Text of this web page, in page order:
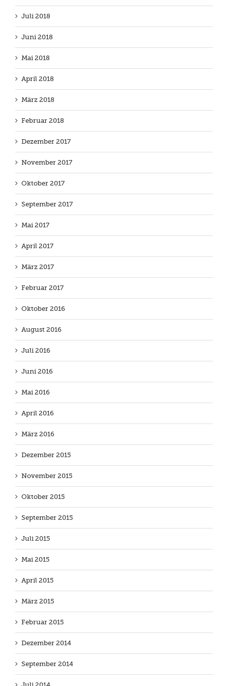
Juli 2018
Juni 2018
Mai 2018
April 2018
März 2018
Februar 2018
Dezember 2017
November 2017
Oktober 2017
September 2017
Mai 2017
April 2017
März 2017
Februar 2017
Oktober 2016
August 2016
Juli 2016
Juni 2016
Mai 2016
April 2016
März 2016
Dezember 2015
November 2015
Oktober 2015
September 2015
Juli 2015
Mai 2015
April 2015
März 2015
Februar 2015
Dezember 2014
September 2014